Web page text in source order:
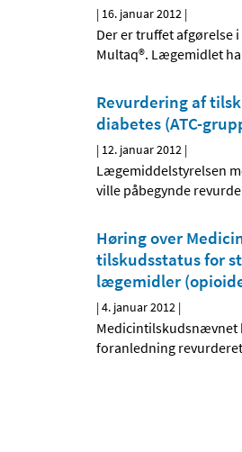
| 16. januar 2012 |
Der er truffet afgørelse
Multaq®. Lægemidlet
Revurdering af
diabetes (ATC-
| 12. januar 2012 |
Lægemiddelstyrelsen
ville påbegynde
Høring over
tilskudsstatus for
lægemidler
|4. januar 2012 |
Medicintilskudsnævnet
foranledning